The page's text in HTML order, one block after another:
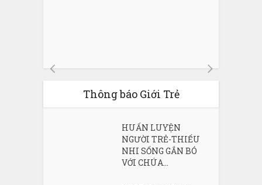
Thông báo Giới Trẻ
HUẤN LUYỆN
NGƯỜI TRẺ-THIẾU
NHI SỐNG GẮN BÓ
VỚI CHÚA...